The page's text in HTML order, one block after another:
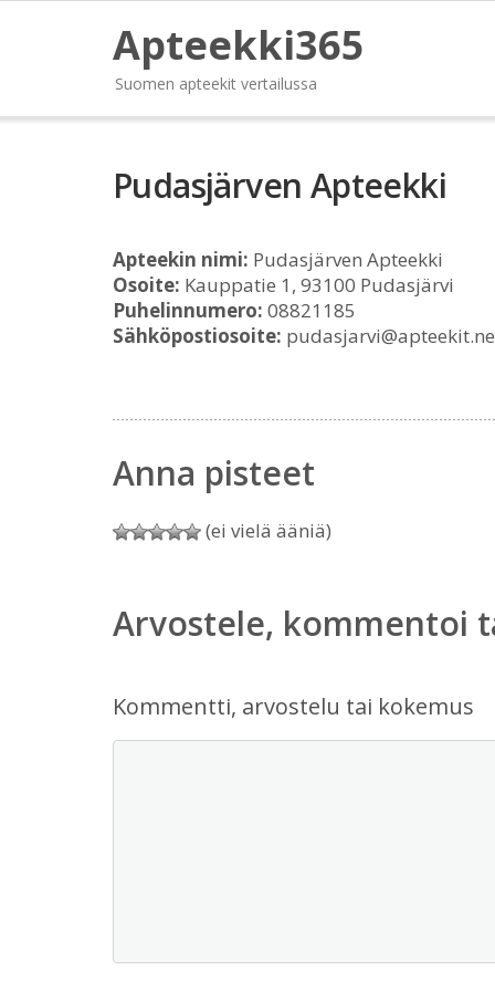
Apteekki365
Suomen apteekit vertailussa
Pudasjärven Apteekki
Apteekin nimi: Pudasjärven Apteekki
Osoite: Kauppatie 1, 93100 Pudasjärvi
Puhelinnumero: 08821185
Sähköpostiosoite:
Anna pisteet
(ei vielä ääniä)
Arvostele, kommentoi
Kommentti, arvostelu tai kokemus